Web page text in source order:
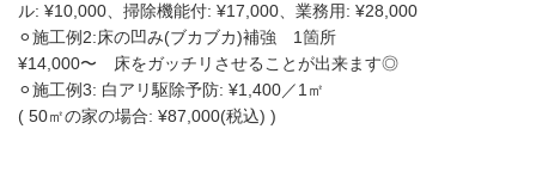
ル: ¥10,000、掃除機能付: ¥17,000、業務用: ¥28,000
⚪︎施工例2:床の凹み(ブカブカ)補強 1箇所
¥14,000〜 床をガッチリさせることが出来ます◎
⚪︎施工例3: 白アリ駆除予防: ¥1,400／1㎡
( 50㎡の家の場合: ¥87,000(税込) )